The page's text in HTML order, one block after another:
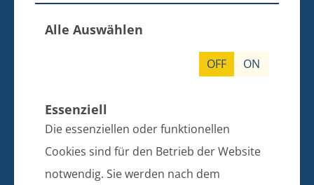
Alle Auswählen
OFF ON
Essenziell
Die essenziellen oder funktionellen
Cookies sind für den Betrieb der Website
notwendig. Sie werden nach dem
SPRECHZEITEN DER BÜRGERBÜROS
Bitte vereinbaren Sie vor Ihrem Besuch einen Termin.